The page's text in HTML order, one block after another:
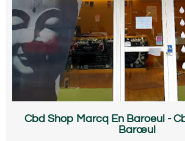
Cbd Shop Marcq En Baroeul -
Barœul